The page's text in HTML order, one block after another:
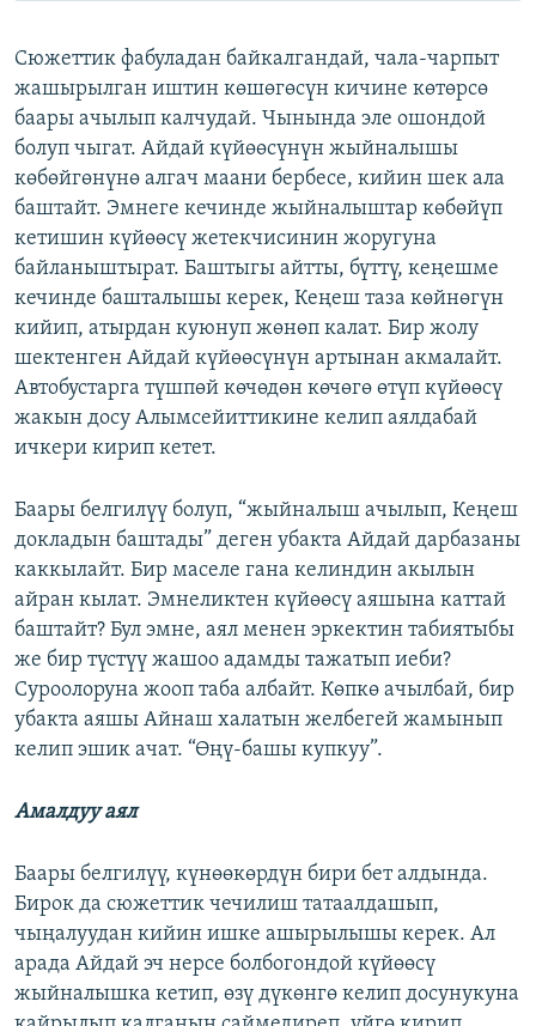
Сюжеттик фабуладан байкалгандай, чала-чарпыт
жашырылган иштин көшөгөсүн кичине көтөрсө
баары ачылып калчудай. Чынында эле ошондой
болуп чыгат. Айдай күйөөсүнүн жыйналышы
көбөйгөнүнө алгач маани бербесе, кийин шек ала
баштайт. Эмнеге кечинде жыйналыштар көбөйүп
кетишин күйөөсү жетекчисинин жоругуна
байланыштырат. Баштыгы айтты, бүттү, кеңешме
кечинде башталышы керек, Кеңеш таза көйнөгүн
кийип, атырдан куюнуп жөнөп калат. Бир жолу
шектенген Айдай күйөөсүнүн артынан акмалайт.
Автобустарга түшпөй көчөдөн көчөгө өтүп күйөөсү
жакын досу Алымсейиттикине келип аялдабай
ичкери кирип кетет.
Баары белгилүү болуп, “жыйналыш ачылып, Кеңеш
докладын баштады” деген убакта Айдай дарбазаны
каккылайт. Бир маселе гана келиндин акылын
айран кылат. Эмнеликтен күйөөсү аяшына каттай
баштайт? Бул эмне, аял менен эркектин табиятыбы
же бир түстүү жашоо адамды тажатып иеби?
Суроолоруна жооп таба албайт. Көпкө ачылбай, бир
убакта аяшы Айнаш халатын желбегей жамынып
келип эшик ачат. “Өңү-башы купкуу”.
Амалдуу аял
Баары белгилүү, күнөөкөрдүн бири бет алдында.
Бирок да сюжеттик чечилиш татаалдашып,
чыңалуудан кийин ишке ашырылышы керек. Ал
арада Айдай эч нерсе болбогондой күйөөсү
жыйналышка кетип, өзү дүкөнгө келип досунукуна